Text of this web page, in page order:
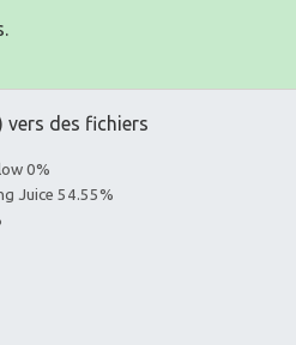
vers des fichiers
0%
Juice 54.55%